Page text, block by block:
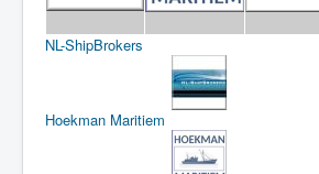
NL-ShipBrokers
Hoekman Maritiem